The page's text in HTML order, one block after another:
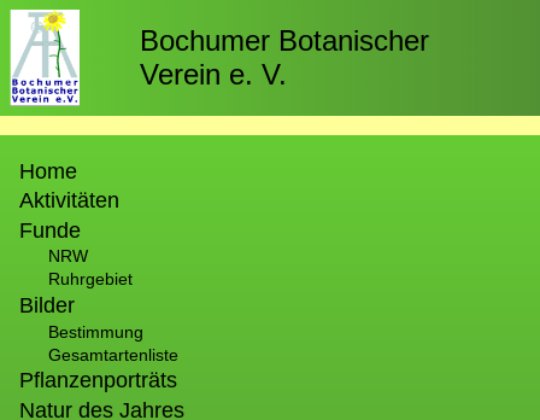
Direkt
zum
Inhalt
Bochumer Botanischer
Verein e. V.
Home
Aktivitäten
Funde
NRW
Ruhrgebiet
Bilder
Bestimmung
Gesamtartenliste
Pflanzenporträts
Natur des Jahres